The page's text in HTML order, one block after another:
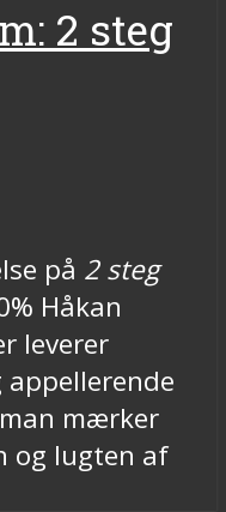
2 steg
på 2 steg
Håkan
leverer
mærker
og lugten af